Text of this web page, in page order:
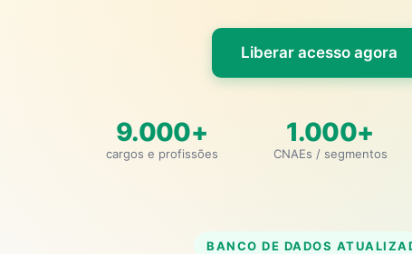
Liberar acesso agora
9.000+
cargos e profissões
1.000+
CNAEs / segmentos
BANCO DE DADOS